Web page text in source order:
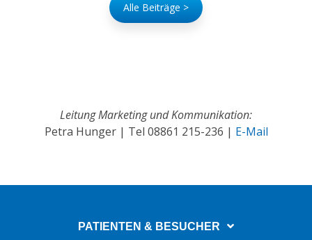
Alle Beiträge >
Leitung Marketing und Kommunikation:
Petra Hunger | Tel 08861 215-236 | E-Mail
PATIENTEN & BESUCHER